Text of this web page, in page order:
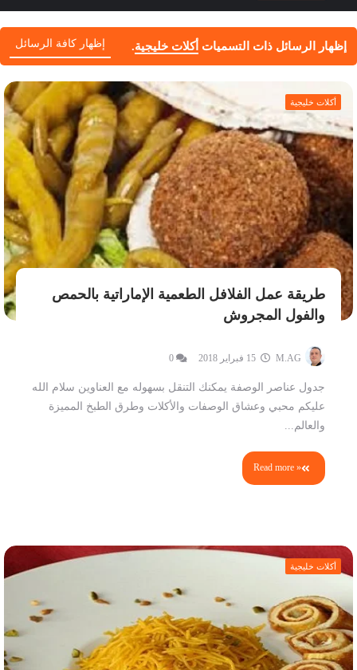
‏إظهار الرسائل ذات التسميات أكلات خليجية. إظهار كافة الرسائل
أكلات خليجية
طريقة عمل الفلافل الطعمية الإماراتية بالحمص
والفول المجروش
M.AG
0
جدول عناصر الوصفة يمكنك التنقل بسهوله مع العناوين سلام الله
عليكم محبي وعشاق الوصفات والأكلات وطرق الطبخ المميزة
والعالم...
Read more »
أكلات خليجية